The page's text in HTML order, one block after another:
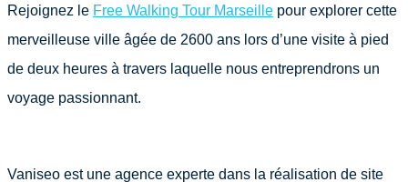
Rejoignez le Free Walking Tour Marseille pour explorer cette
merveilleuse ville âgée de 2600 ans lors d’une visite à pied
de deux heures à travers laquelle nous entreprendrons un
voyage passionnant.
Vaniseo est une agence experte dans la réalisation de site